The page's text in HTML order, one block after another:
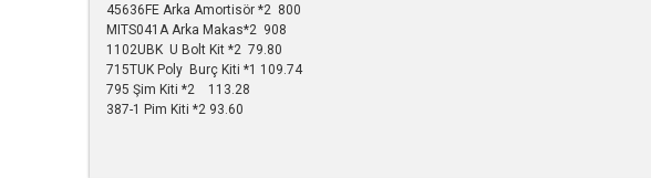
45636FE Arka Amortisör *2 800
MITS041A Arka Makas*2 908
1102UBK U Bolt Kit *2 79.80
715TUK Poly Burç Kiti *1 109.74
795 Şim Kiti *2 113.28
387-1 Pim Kiti *2 93.60